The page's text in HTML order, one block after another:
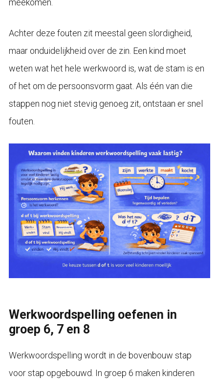
meekomen.
Achter deze fouten zit meestal geen slordigheid,
maar onduidelijkheid over de zin. Een kind moet
weten wat het hele werkwoord is, wat de stam is en
of het om de persoonsvorm gaat. Als één van die
stappen nog niet stevig genoeg zit, ontstaan er snel
fouten.
Werkwoordspelling oefenen in
groep 6, 7 en 8
Werkwoordspelling wordt in de bovenbouw stap
voor stap opgebouwd. In groep 6 maken kinderen